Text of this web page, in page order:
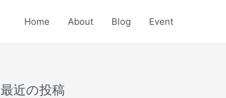
Home About Blog Event
最近の投稿